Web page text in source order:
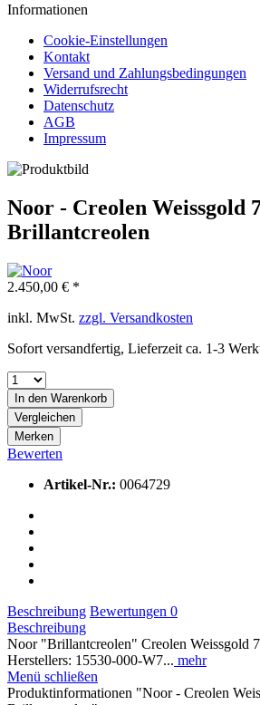
Informationen
Cookie-Einstellungen
Kontakt
Versand und Zahlungsbedingungen
Widerrufsrecht
Datenschutz
AGB
Impressum
Noor - Creolen Weissgold
Brillantcreolen
2.450,00 € *
inkl. MwSt. zzgl. Versandkosten
Sofort versandfertig, Lieferzeit ca. 1-3
In den Warenkorb
Vergleichen
Merken
Bewerten
Artikel-Nr.: 0064729
Beschreibung Bewertungen 0
Beschreibung
Noor "Brillantcreolen" Creolen Weissgold
Herstellers: 15530-000-W7... mehr
Menü schließen
Produktinformationen "Noor - Creolen